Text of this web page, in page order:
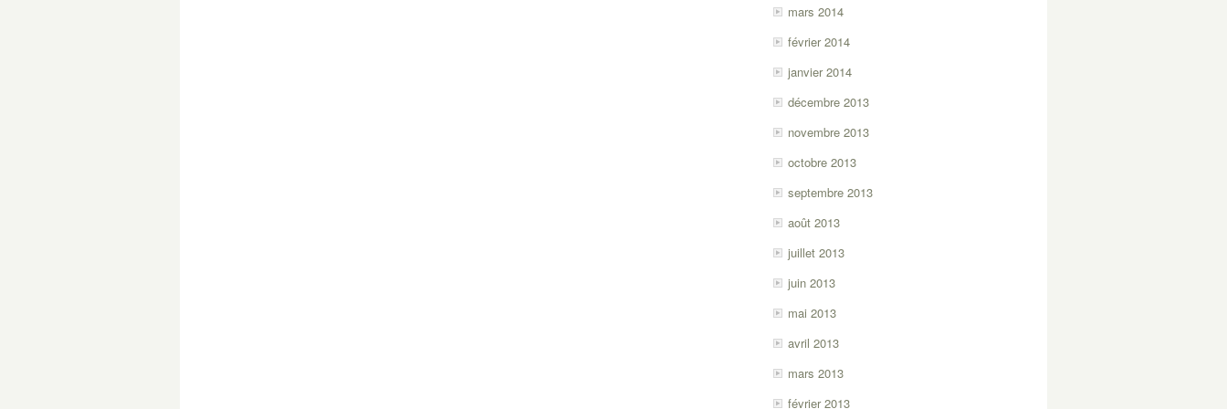
mars 2014
février 2014
janvier 2014
décembre 2013
novembre 2013
octobre 2013
septembre 2013
août 2013
juillet 2013
juin 2013
mai 2013
avril 2013
mars 2013
février 2013